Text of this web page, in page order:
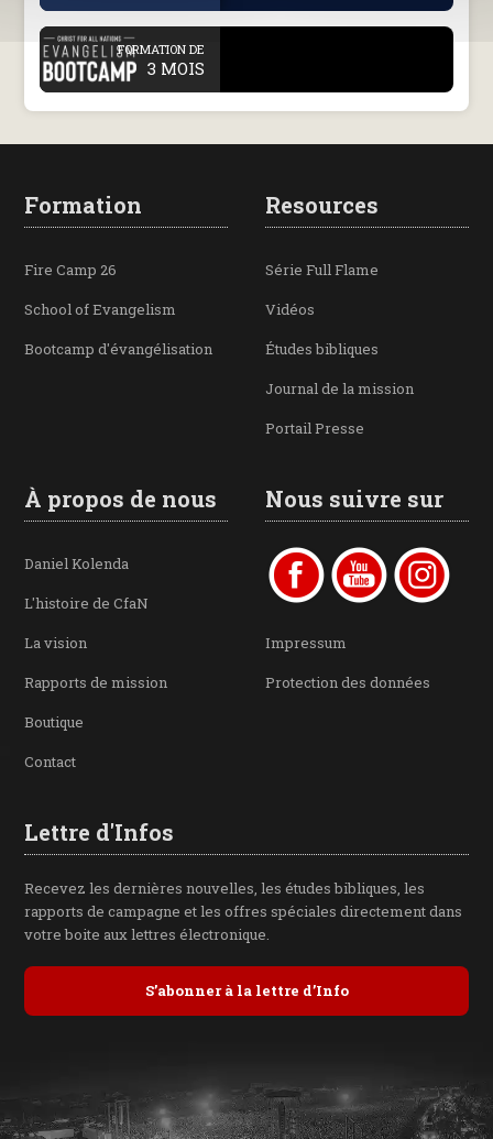
. FORMATION DE
3 MOIS
Formation
Fire Camp 26
School of Evangelism
Bootcamp d'évangélisation
Resources
Série Full Flame
Vidéos
Études bibliques
Journal de la mission
Portail Presse
À propos de nous
Daniel Kolenda
L'histoire de CfaN
La vision
Rapports de mission
Boutique
Contact
Nous suivre sur
Impressum
Protection des données
Lettre d'Infos
Recevez les dernières nouvelles, les études bibliques, les
rapports de campagne et les offres spéciales directement dans
votre boite aux lettres électronique.
S’abonner à la lettre d’Info